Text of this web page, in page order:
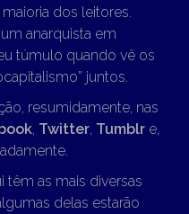
dos leitores.
anarquista em
túmulo quando vê os
juntos.
resumidamente, nas
Twitter Tumblr e,
as mais diversas
delas estarão